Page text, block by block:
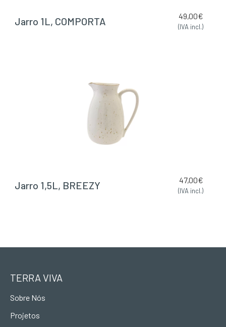
Jarro 1L, COMPORTA 49,00€
(IVA incl.)
Jarro 1,5L, BREEZY 47,00€
(IVA incl.)
TERRA VIVA
Sobre Nós
Projetos